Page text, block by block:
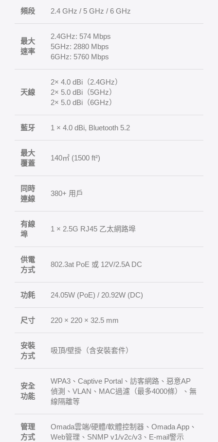
頻段 2.4 GHz / 5 GHz / 6 GHz
最大
速率
2.4GHz: 574 Mbps
5GHz: 2880 Mbps
6GHz: 5760 Mbps
天線
2× 4.0 dBi（2.4GHz）
2× 5.0 dBi（5GHz）
2× 5.0 dBi（6GHz）
藍牙 1 × 4.0 dBi, Bluetooth 5.2
最大
覆蓋
140㎡ (1500 ft²)
同時
連線
380+ 用戶
有線
埠
1 × 2.5G RJ45 乙太網路埠
供電
方式
802.3at PoE 或 12V/2.5A DC
功耗 24.05W (PoE) / 20.92W (DC)
尺寸 220 × 220 × 32.5 mm
安裝
方式
吸頂/壁掛（含安裝套件）
安全
功能
WPA3、Captive Portal、訪客網路、惡意AP
偵測、VLAN、MAC過濾（最多4000條）、無
線隔離等
管理
方式
Omada雲端/硬體/軟體控制器、Omada App、
Web管理、SNMP v1/v2c/v3、E-mail警示